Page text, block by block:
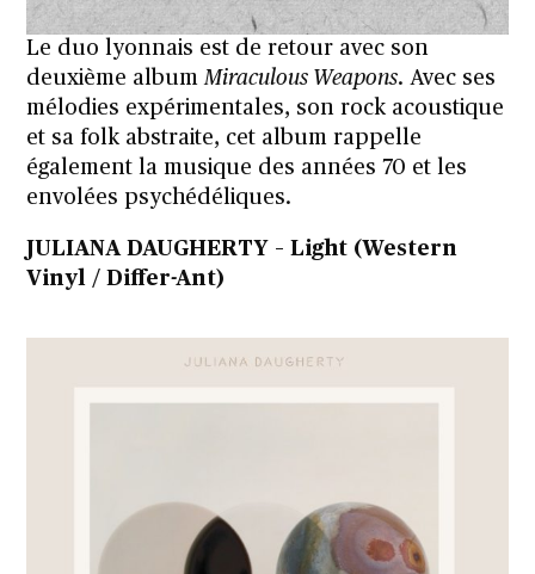
Le duo lyonnais est de retour avec son
deuxième albumMiraculous Weapons. Avec ses
mélodies expérimentales, son rock acoustique
et sa folk abstraite, cet album rappelle
également la musique des années 70 et les
envolées psychédéliques.
JULIANA DAUGHERTY – Light (Western
Vinyl / Differ-Ant)